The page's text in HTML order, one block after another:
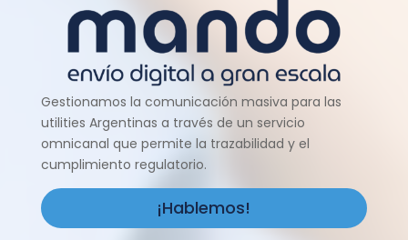
Gestionamos la comunicación masiva para las
utilities Argentinas a través de un servicio
omnicanal que permite la trazabilidad y el
cumplimiento regulatorio.
¡Hablemos!